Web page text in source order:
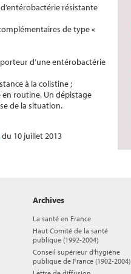
résistante
de type «
d’une entérobactérie
à la colistine ;
en routine. Un dépistage
de la situation.
du 10 juillet 2013
Archives
La santé en France
Haut Comité de la santé
publique (1992-2004)
Conseil supérieur d'hygiène
publique de France (1902-2004)